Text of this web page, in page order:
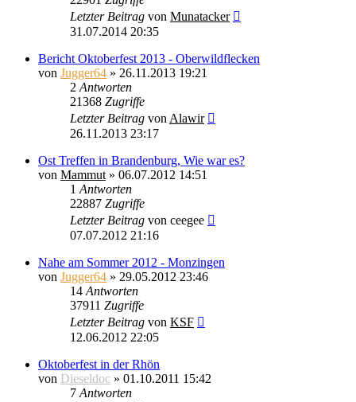
Letzter Beitrag von Munatacker
31.07.2014 20:35
Bericht Oktoberfest 2013 - Oberwildflecken
von Jugger64 » 26.11.2013 19:21
2 Antworten
21368 Zugriffe
Letzter Beitrag von Alawir
26.11.2013 23:17
Ost Treffen in Brandenburg, Wie war es?
von Mammut » 06.07.2012 14:51
1 Antworten
22887 Zugriffe
Letzter Beitrag von ceegee
07.07.2012 21:16
Nahe am Sommer 2012 - Monzingen
von Jugger64 » 29.05.2012 23:46
14 Antworten
37911 Zugriffe
Letzter Beitrag von KSF
12.06.2012 22:05
Oktoberfest in der Rhön
von Dieseldoc » 01.10.2011 15:42
7 Antworten